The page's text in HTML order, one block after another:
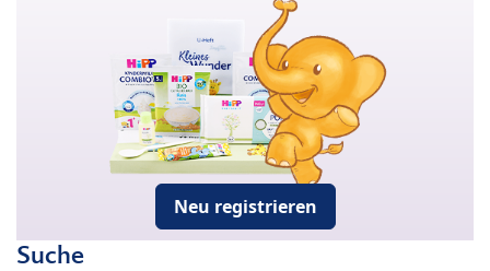
Neu registrieren
Suche